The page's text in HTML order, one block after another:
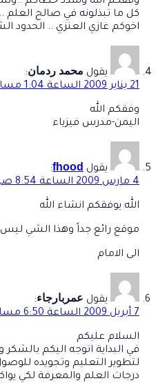
كل ما تبذلونه في صالح العلم ..
اخوكم غازي العنزي .. الحدود
يقول محمد ردمان:
21 يناير 2009 الساعة 1:04 مساءً
وفقكم الله
اليمن-مدرس فيزياء
يقول fhood
:
4 مارس 2009 الساعة 8:54 صباحًا
الله يوفقكم انشاء الله
موقع رائع جداً وهذا الشي
الى الامام
يقول عمربارجاء:
7 أبريل 2009 الساعة 6:50 مساءً
السلام عليكم
في البداية اتوجه اليكم
لتطوير التعليم وتجويده
درجات العلم والمعرفة لكي